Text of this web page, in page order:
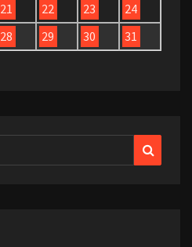
21 22 23
24
28 29 30
31